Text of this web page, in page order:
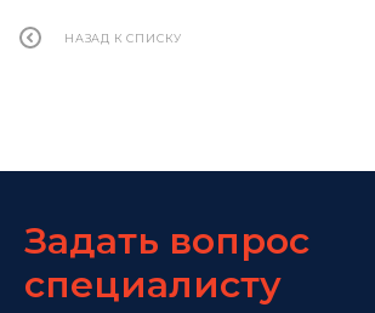
НАЗАД К СПИСКУ
Задать вопрос
специалисту